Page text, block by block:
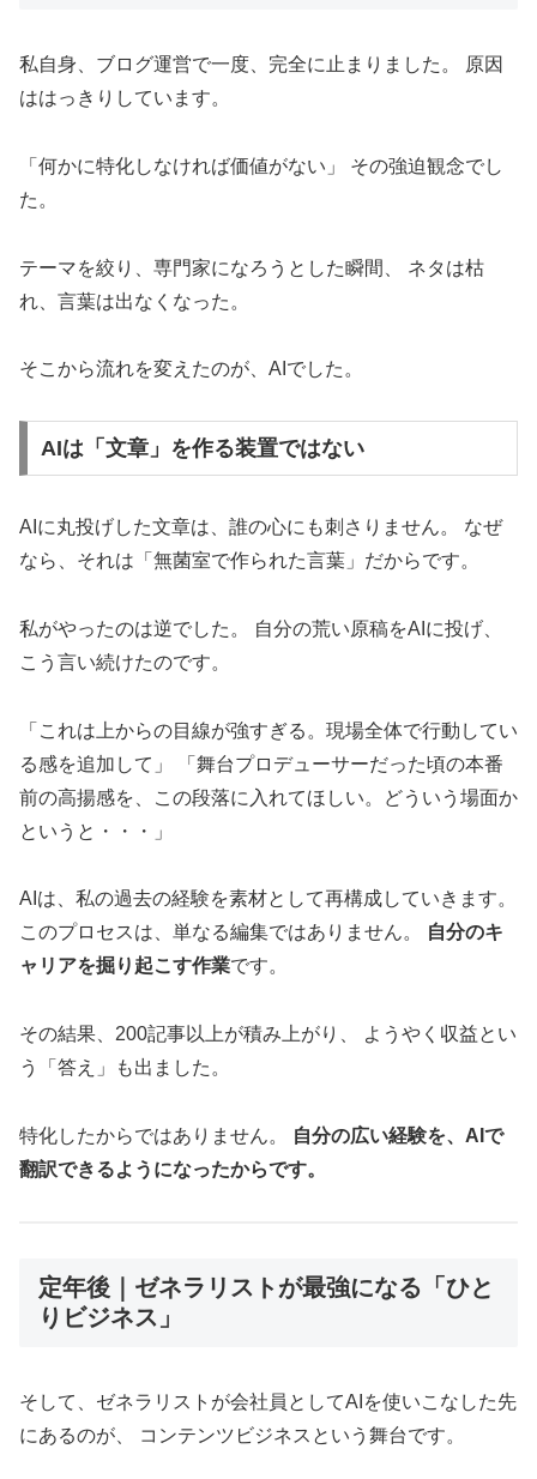
私自身、ブログ運営で一度、完全に止まりました。 原因
ははっきりしています。
「何かに特化しなければ価値がない」 その強迫観念でし
た。
テーマを絞り、専門家になろうとした瞬間、 ネタは枯
れ、言葉は出なくなった。
そこから流れを変えたのが、AIでした。
AIは「文章」を作る装置ではない
AIに丸投げした文章は、誰の心にも刺さりません。 なぜ
なら、それは「無菌室で作られた言葉」だからです。
私がやったのは逆でした。 自分の荒い原稿をAIに投げ、
こう言い続けたのです。
「これは上からの目線が強すぎる。現場全体で行動してい
る感を追加して」 「舞台プロデューサーだった頃の本番
前の高揚感を、この段落に入れてほしい。どういう場面か
というと・・・」
AIは、私の過去の経験を素材として再構成していきます。
このプロセスは、単なる編集ではありません。
自分のキ
ャリアを掘り起こす作業です。
その結果、200記事以上が積み上がり、 ようやく収益とい
う「答え」も出ました。
特化したからではありません。
自分の広い経験を、AIで
翻訳できるようになったからです。
定年後｜ゼネラリストが最強になる「ひと
りビジネス」
そして、ゼネラリストが会社員としてAIを使いこなした先
にあるのが、 コンテンツビジネスという舞台です。